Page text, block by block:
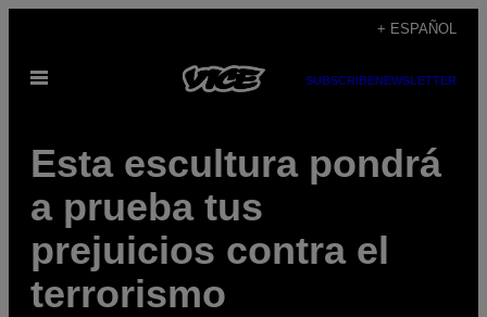
contenido
+ ESPAÑOL
Abrir
SUBSCRIBENEWSLETTER
Esta escultura pondrá
a prueba tus
prejuicios contra el
terrorismo